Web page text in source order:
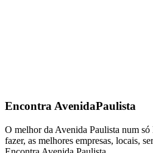
EncontraAvenidaPaulista
O melhor da Avenida Paulista num
fazer, as melhores empresas, locais,